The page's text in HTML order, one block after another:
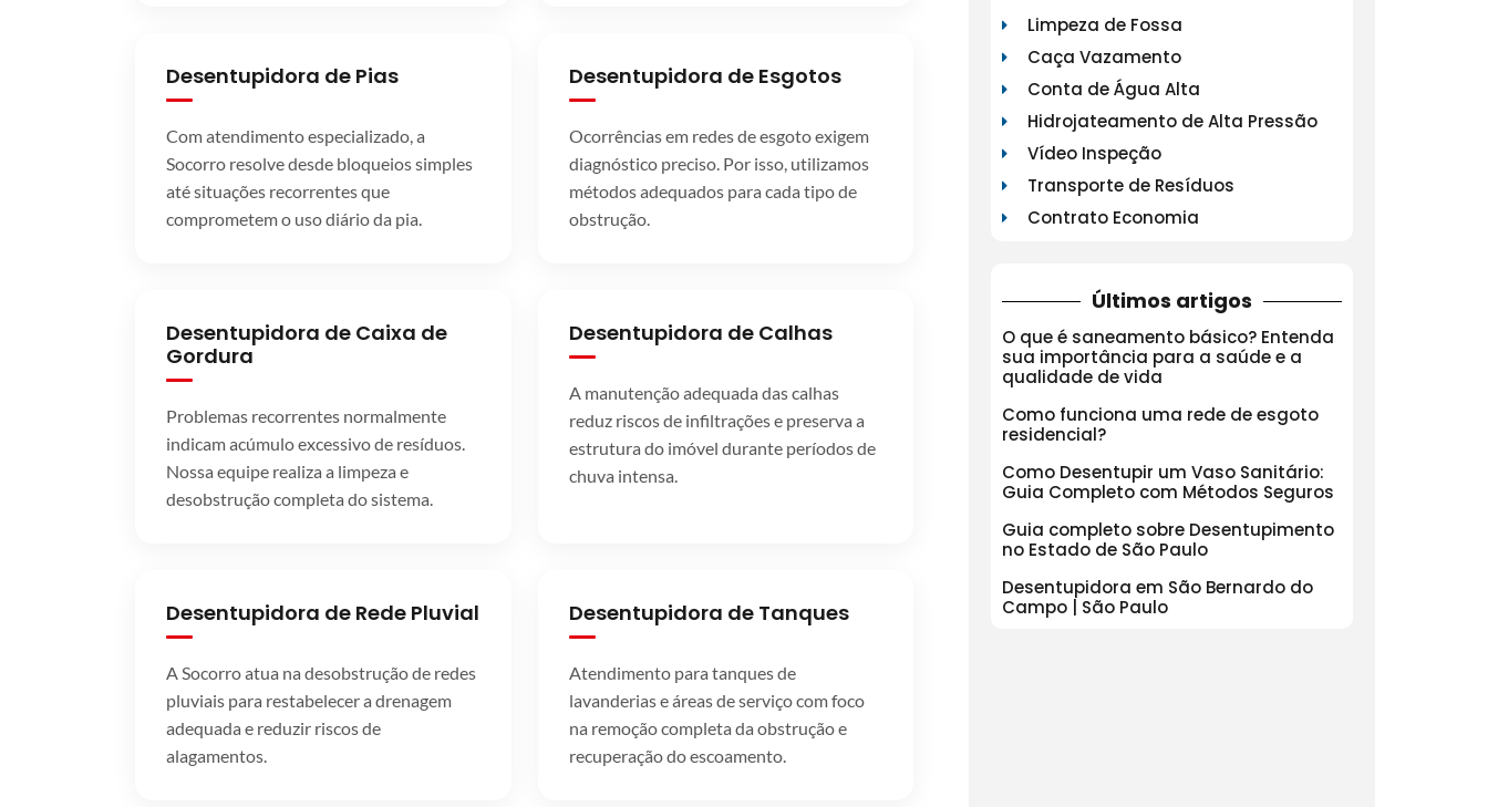
Desentupidora de Pias
Com atendimento especializado, a
Socorro resolve desde bloqueios simples
até situações recorrentes que
comprometem o uso diário da pia.
Desentupidora de Esgotos
Ocorrências em redes de esgoto exigem
diagnóstico preciso. Por isso, utilizamos
métodos adequados para cada tipo de
obstrução.
Desentupidora de Caixa de
Gordura
Problemas recorrentes normalmente
indicam acúmulo excessivo de resíduos.
Nossa equipe realiza a limpeza e
desobstrução completa do sistema.
Desentupidora de Calhas
A manutenção adequada das calhas
reduz riscos de infiltrações e preserva a
estrutura do imóvel durante períodos de
chuva intensa.
Desentupidora de Rede Pluvial
A Socorro atua na desobstrução de redes
pluviais para restabelecer a drenagem
adequada e reduzir riscos de
alagamentos.
Desentupidora de Tanques
Atendimento para tanques de
lavanderias e áreas de serviço com foco
na remoção completa da obstrução e
recuperação do escoamento.
Limpeza de Fossa
Caça Vazamento
Conta de Água Alta
Hidrojateamento de Alta Pressão
Vídeo Inspeção
Transporte de Resíduos
Contrato Economia
Últimos artigos
O que é saneamento básico? Entenda
sua importância para a saúde e a
qualidade de vida
Como funciona uma rede de esgoto
residencial?
Como Desentupir um Vaso Sanitário:
Guia Completo com Métodos Seguros
Guia completo sobre Desentupimento
no Estado de São Paulo
Desentupidora em São Bernardo do
Campo | São Paulo